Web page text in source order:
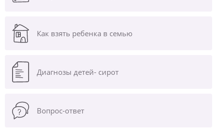
Как взять ребенка в семью
Диагнозы детей- сирот
Вопрос-ответ